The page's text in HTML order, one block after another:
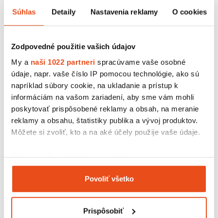
Súhlas Detaily Nastavenia reklamy O cookies
Zodpovedné použitie vašich údajov
My a naši 1022 partneri spracúvame vaše osobné
údaje, napr. vaše číslo IP pomocou technológie, ako sú
napríklad súbory cookie, na ukladanie a prístup k
informáciám na vašom zariadení, aby sme vám mohli
poskytovať prispôsobené reklamy a obsah, na meranie
reklamy a obsahu, štatistiky publika a vývoj produktov.
Môžete si zvoliť, kto a na aké účely použije vaše údaje.
Zhromažďovať informácie o vašej geografickej
polohe s presnosťou na niekoľko metrov
Identifikovať vaše zariadenie aktívnym
Povoliť všetko
Prispôsobiť
0,65 € bez DPH
Lepiaca páska 48/66 SOLVENT
0,98 € s DPH / bal.